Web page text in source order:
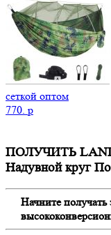
сеткой оптом
770. p
ПОЛУЧИТЬ
Надувной круг
Начните